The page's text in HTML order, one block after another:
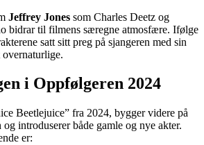
Jeffrey Jones som Charles Deetz og
bidrar til filmens særegne atmosfære. Ifølge
satt sitt preg på sjangeren med sin
i Oppfølgeren 2024
Beetlejuice” fra 2024, bygger videre på
og introduserer både gamle og nye akter.
er: